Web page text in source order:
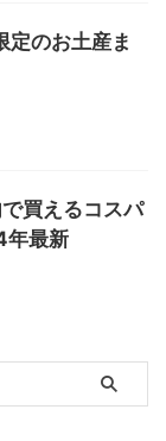
定のお土産ま
買えるコスパ
年最新